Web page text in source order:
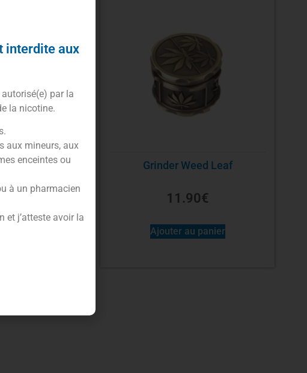
– 63x60mm
€
Grinder Weed Leaf
11.90€
Ajouter au panier
interdite aux
par la
la nicotine.
aux mineurs, aux
enceintes ou
à un pharmacien
et j’atteste avoir la